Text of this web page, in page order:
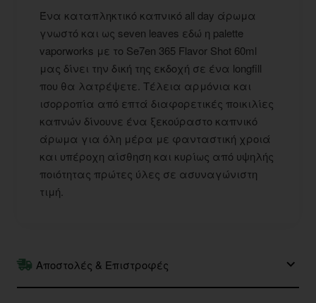
Ένα καταπληκτικό καπνικό all day άρωμα
γνωστό και ως seven leaves εδώ η palette
vaporworks με το Se7en 365 Flavor Shot 60ml
μας δίνει την δική της εκδοχή σε ένα longfill
που θα λατρέψετε. Τέλεια αρμόνια και
ισορροπία από επτά διαφορετικές ποικιλίες
καπνών δίνουνε ένα ξεκούραστο καπνικό
άρωμα για όλη μέρα με φανταστική χροιά
και υπέροχη αίσθηση και κυρίως από υψηλής
ποιότητας πρώτες ύλες σε ασυναγώνιστη
τιμή.
Αποστολές & Επιστροφές